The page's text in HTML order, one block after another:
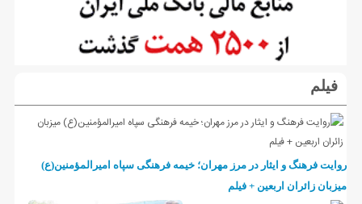
فیلم
روایت فرهنگ و ایثار در مرز مهران؛ خیمه فرهنگی سپاه امیرالمؤمنین(ع)
میزبان زائران اربعین + فیلم